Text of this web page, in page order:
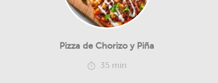
Pizza de Chorizo y Piña
35 min